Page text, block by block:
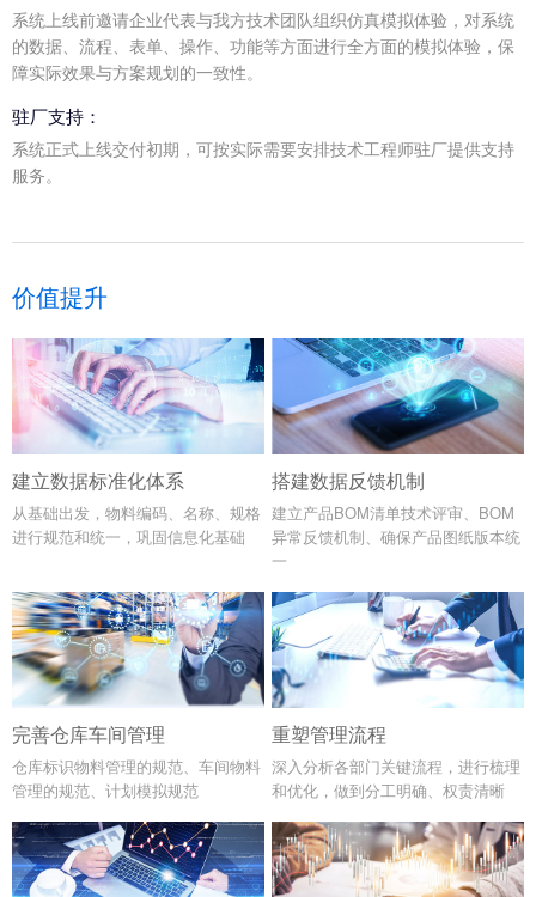
系统上线前邀请企业代表与我方技术团队组织仿真模拟体验，对系统
的数据、流程、表单、操作、功能等方面进行全方面的模拟体验，保
障实际效果与方案规划的一致性。
驻厂支持：
系统正式上线交付初期，可按实际需要安排技术工程师驻厂提供支持
服务。
价值提升
建立数据标准化体系
从基础出发，物料编码、名称、规格
进行规范和统一，巩固信息化基础
搭建数据反馈机制
建立产品BOM清单技术评审、BOM
异常反馈机制、确保产品图纸版本统
一
完善仓库车间管理
仓库标识物料管理的规范、车间物料
管理的规范、计划模拟规范
重塑管理流程
深入分析各部门关键流程，进行梳理
和优化，做到分工明确、权责清晰